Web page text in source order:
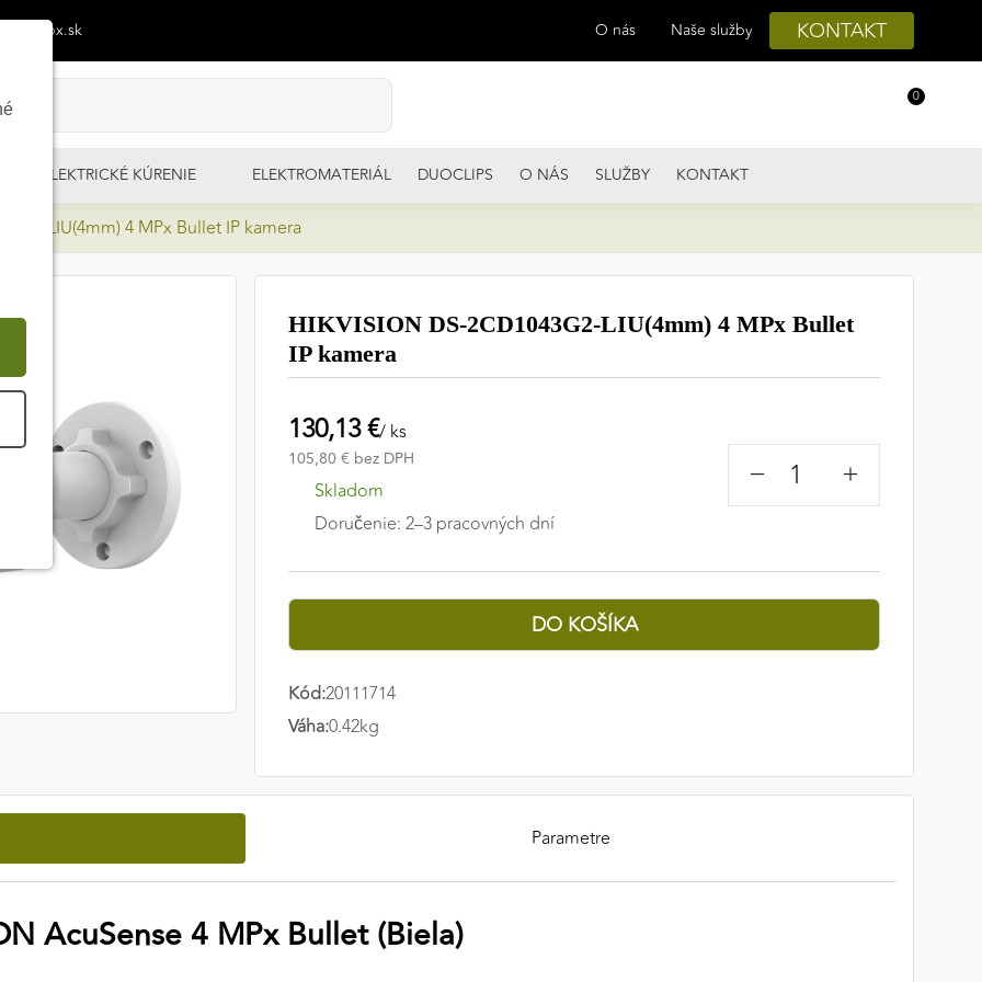
O nás Naše služby KONTAKT
0
ELEKTRICKÉ KÚRENIE ELEKTROMATERIÁL DUOCLIPS O NÁS SLUŽBY KONTAKT
LIU(4mm) 4 MPx Bullet IP kamera
HIKVISION DS-2CD1043G2-LIU(4mm) 4 MPx Bullet
IP kamera
130,13 €/ ks
105,80 € bez DPH
Skladom
Doručenie: 2–3 pracovných dní
− +
Kód:20111714
Váha:0.42kg
Parametre
AcuSense 4 MPx Bullet (Biela)